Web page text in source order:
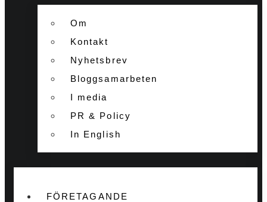
Om
Kontakt
Nyhetsbrev
Bloggsamarbeten
I media
PR & Policy
In English
FÖRETAGANDE